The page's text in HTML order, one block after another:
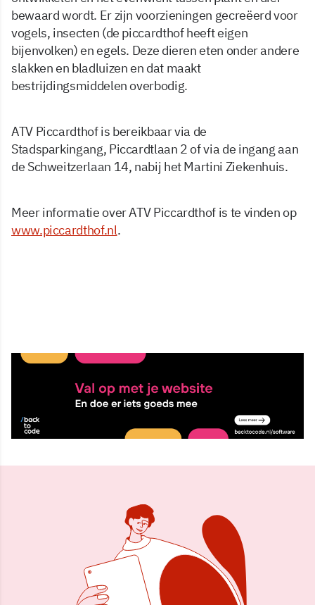
bewaard wordt. Er zijn voorzieningen gecreëerd voor
vogels, insecten (de piccardthof heeft eigen
bijenvolken) en egels. Deze dieren eten onder andere
slakken en bladluizen en dat maakt
bestrijdingsmiddelen overbodig.
ATV Piccardthof is bereikbaar via de
Stadsparkingang, Piccardtlaan 2 of via de ingang aan
de Schweitzerlaan 14, nabij het Martini Ziekenhuis.
Meer informatie over ATV Piccardthof is te vinden op
www.piccardthof.nl.
26 jun 2018, 14:35
Delen